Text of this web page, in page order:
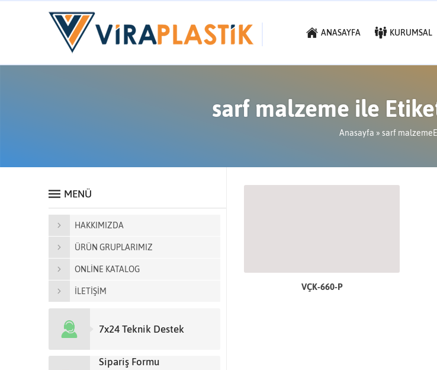
ANASAYFA KURUMSAL
sarf malzeme ile
Anasayfa » sarf
VÇK-660-P
MENÜ
HAKKIMIZDA
ÜRÜN GRUPLARIMIZ
ONLİNE KATALOG
İLETİŞİM
7x24 Teknik Destek
Sipariş Formu